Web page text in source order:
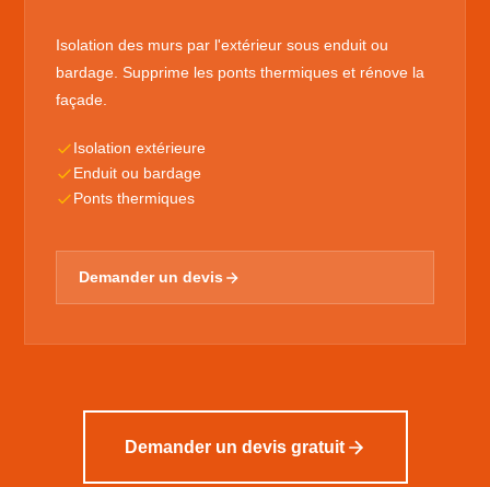
Isolation des murs par l'extérieur sous enduit ou
bardage. Supprime les ponts thermiques et rénove la
façade.
Isolation extérieure
Enduit ou bardage
Ponts thermiques
Demander un devis
Demander un devis gratuit